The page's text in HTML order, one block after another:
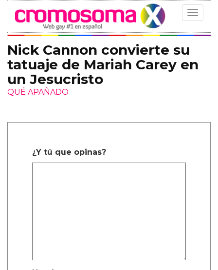
Toggle
Nick Cannon convierte su
tatuaje de Mariah Carey en
un Jesucristo
QUÉ APAÑADO
¿Y tú que opinas?